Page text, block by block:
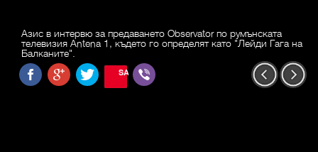
Азис в интервю за предаването Observator по румънската
телевизия Antena 1, където го определят като "Лейди Гага на
Балканите".
SAVE